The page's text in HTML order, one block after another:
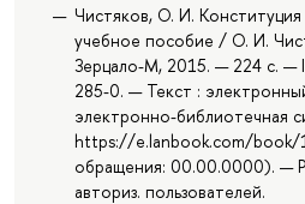
Чистяков, О. И.
учебное пособие / О. И.
Зерцало-М, 2015. — 224 с. —
285-0. — Текст :
электронно-библиотечная
https://e.lanbook.com/book/
обращения: 00.00.0000). —
авториз. пользователей.